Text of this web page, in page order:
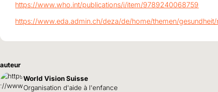
https://www.who.int/publications/i/item/9789240068759
https://www.eda.admin.ch/deza/de/home/themen/
auteur
World Vision Suisse
Organisation d'aide à l'enfance